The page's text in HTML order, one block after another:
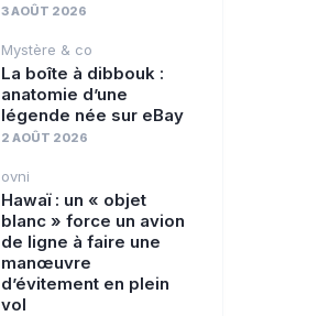
3 AOÛT 2026
Mystère & co
La boîte à dibbouk :
anatomie d’une
légende née sur eBay
2 AOÛT 2026
ovni
Hawaï : un « objet
blanc » force un avion
de ligne à faire une
manœuvre
d’évitement en plein
vol